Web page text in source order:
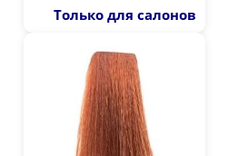
Только для салонов